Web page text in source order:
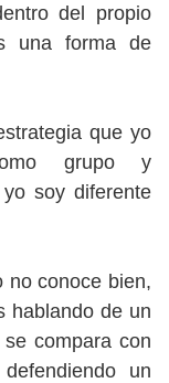
del propio
una forma de
que yo
grupo y
soy diferente
no conoce bien,
hablando de un
compara con
un